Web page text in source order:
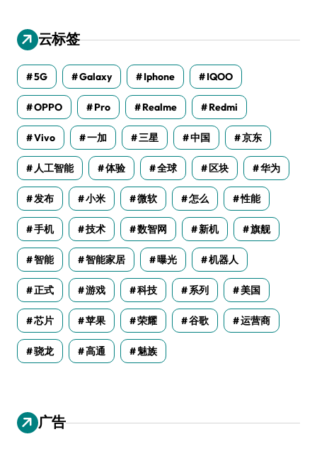
云标签
5G Galaxy Iphone IQOO
OPPO Pro Realme Redmi
Vivo 一加 三星 中国 京东
人工智能 体验 全球 区块 华为
发布 小米 微软 怎么 性能
手机 技术 数智网 新机 旗舰
智能 智能家居 曝光 机器人
正式 游戏 科技 系列 美国
芯片 苹果 荣耀 谷歌 运营商
骁龙 高通 魅族
广告